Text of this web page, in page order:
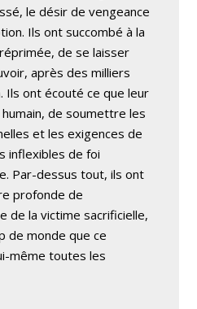
le désir de vengeance
Ils ont succombé à la
de se laisser
après des milliers
Ils ont écouté ce que leur
de soumettre les
et les exigences de
inflexibles de foi
Par-dessus tout, ils ont
profonde de
de la victime sacrificielle,
de monde que ce
même toutes les